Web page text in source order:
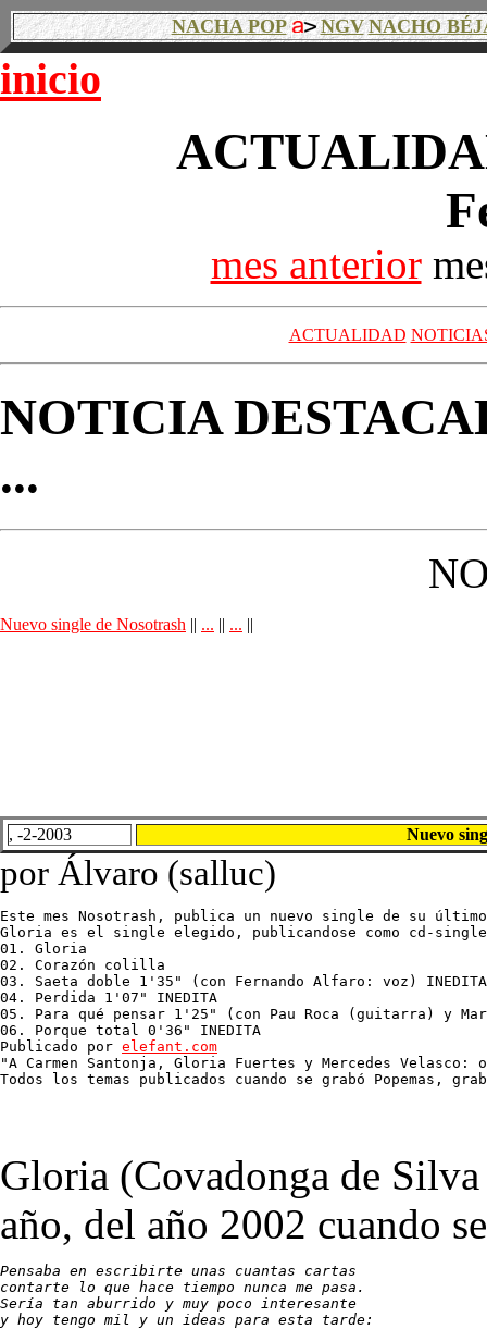
NACHA POP NGV NACHO
inicio
mes anterior
ACTUALIDAD
NOTICIA
...
Nuevo single de Nosotrash || ... || ... ||
, -2-2003 Nuevo
por Álvaro (salluc)
Este mes Nosotrash, publica un nuevo single de su último
Gloria es el single elegido, publicandose como cd-single
01. Gloria
02. Corazón colilla
03. Saeta doble 1'35" (con Fernando Alfaro: voz) INEDITA
04. Perdida 1'07" INEDITA
05. Para qué pensar 1'25" (con Pau Roca (guitarra) y
06. Porque total 0'36" INEDITA
Publicado por elefant.com
"A Carmen Santonja, Gloria Fuertes y Mercedes
Todos los temas publicados cuando se grabó Popemas,
Gloria (Covadonga de
año, del año 2002 cuando
Pensaba en escribirte unas cuantas cartas
contarte lo que hace tiempo nunca me pasa.
Sería tan aburrido y muy poco interesante
y hoy tengo mil y un ideas para esta tarde: